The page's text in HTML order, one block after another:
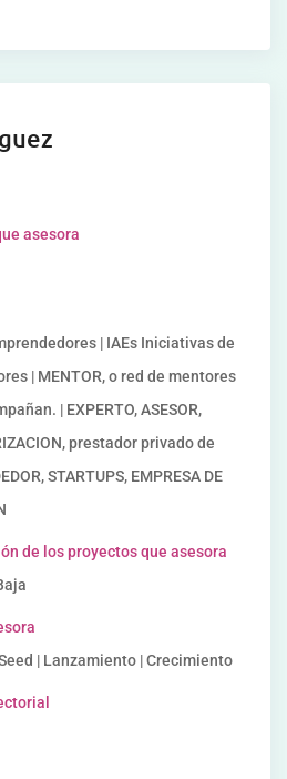
asesora
| IAEs Iniciativas de
| MENTOR, o red de mentores
| EXPERTO, ASESOR,
prestador privado de
STARTUPS, EMPRESA DE
de los proyectos que asesora
| Lanzamiento | Crecimiento